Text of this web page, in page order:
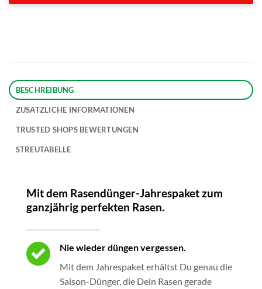
BESCHREIBUNG
ZUSÄTZLICHE INFORMATIONEN
TRUSTED SHOPS BEWERTUNGEN
STREUTABELLE
Mit dem Rasendünger-Jahrespaket zum
ganzjährig perfekten Rasen.
Nie wieder düngen vergessen.
Mit dem Jahrespaket erhältst Du genau die
Saison-Dünger, die Dein Rasen gerade